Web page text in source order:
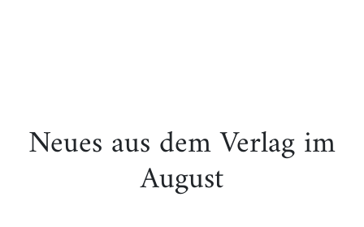
Neues aus dem Verlag im
August